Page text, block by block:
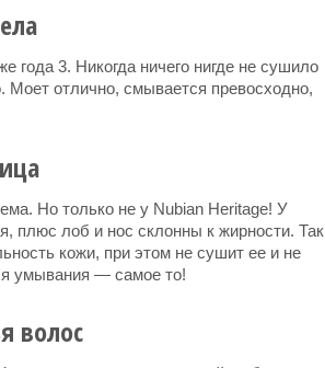
года 3. Никогда ничего нигде не сушило
Моет отлично, смывается превосходно,
Но только не у Nubian Heritage! У
плюс лоб и нос склонны к жирности. Так
кожи, при этом не сушит ее и не
умывания — самое то!
волос